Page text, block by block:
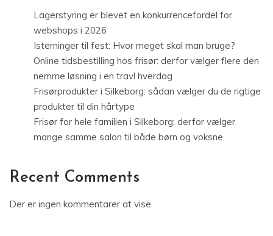
Lagerstyring er blevet en konkurrencefordel for
webshops i 2026
Isterninger til fest: Hvor meget skal man bruge?
Online tidsbestilling hos frisør: derfor vælger flere den
nemme løsning i en travl hverdag
Frisørprodukter i Silkeborg: sådan vælger du de rigtige
produkter til din hårtype
Frisør for hele familien i Silkeborg: derfor vælger
mange samme salon til både børn og voksne
Recent Comments
Der er ingen kommentarer at vise.